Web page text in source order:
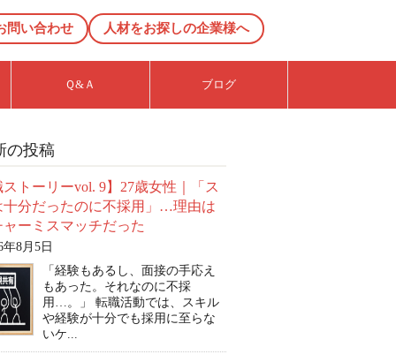
問い合わせ 人材をお探しの企業様へ
Ｑ&Ａ ブログ
の投稿
トーリーvol. 9】27歳女性｜「ス
十分だったのに不採用」…理由は
ーミスマッチだった
年8月5日
「経験もあるし、面接の手応え
もあった。それなのに不採
用…。」 転職活動では、スキル
や経験が十分でも採用に至らな
いケ...